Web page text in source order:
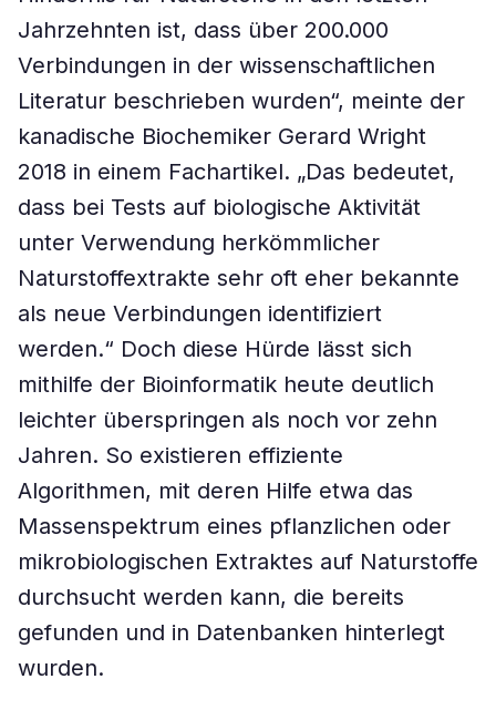
Jahrzehnten ist, dass über 200.000
Verbindungen in der wissenschaftlichen
Literatur beschrieben wurden“, meinte der
kanadische Biochemiker Gerard Wright
2018 in einem Fachartikel. „Das bedeutet,
dass bei Tests auf biologische Aktivität
unter Verwendung herkömmlicher
Naturstoffextrakte sehr oft eher bekannte
als neue Verbindungen identifiziert
werden.“ Doch diese Hürde lässt sich
mithilfe der Bioinformatik heute deutlich
leichter überspringen als noch vor zehn
Jahren. So existieren effiziente
Algorithmen, mit deren Hilfe etwa das
Massenspektrum eines pflanzlichen oder
mikrobiologischen Extraktes auf Naturstoffe
durchsucht werden kann, die bereits
gefunden und in Datenbanken hinterlegt
wurden.